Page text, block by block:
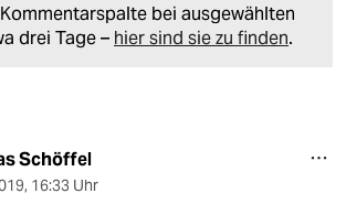
bei ausgewählten
drei Tage – hier sind sie zu finden.
Schöffel
, 16:33 Uhr